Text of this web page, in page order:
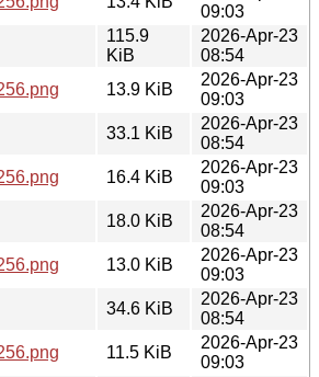
09:03
115.9
KiB
2026-Apr-23
08:54
13.9 KiB
2026-Apr-23
09:03
33.1 KiB
2026-Apr-23
08:54
16.4 KiB
2026-Apr-23
09:03
18.0 KiB
2026-Apr-23
08:54
13.0 KiB
2026-Apr-23
09:03
34.6 KiB
2026-Apr-23
08:54
11.5 KiB
2026-Apr-23
09:03